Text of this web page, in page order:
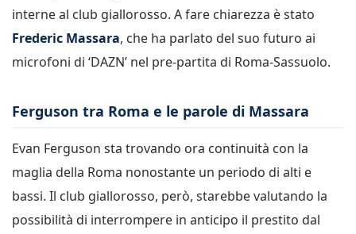
interne al club giallorosso. A fare chiarezza è stato
Frederic Massara, che ha parlato del suo futuro ai
microfoni di ‘DAZN’ nel pre-partita di Roma-Sassuolo.
Ferguson tra Roma e le parole di Massara
Evan Ferguson sta trovando ora continuità con la
maglia della Roma nonostante un periodo di alti e
bassi. Il club giallorosso, però, starebbe valutando la
possibilità di interrompere in anticipo il prestito dal